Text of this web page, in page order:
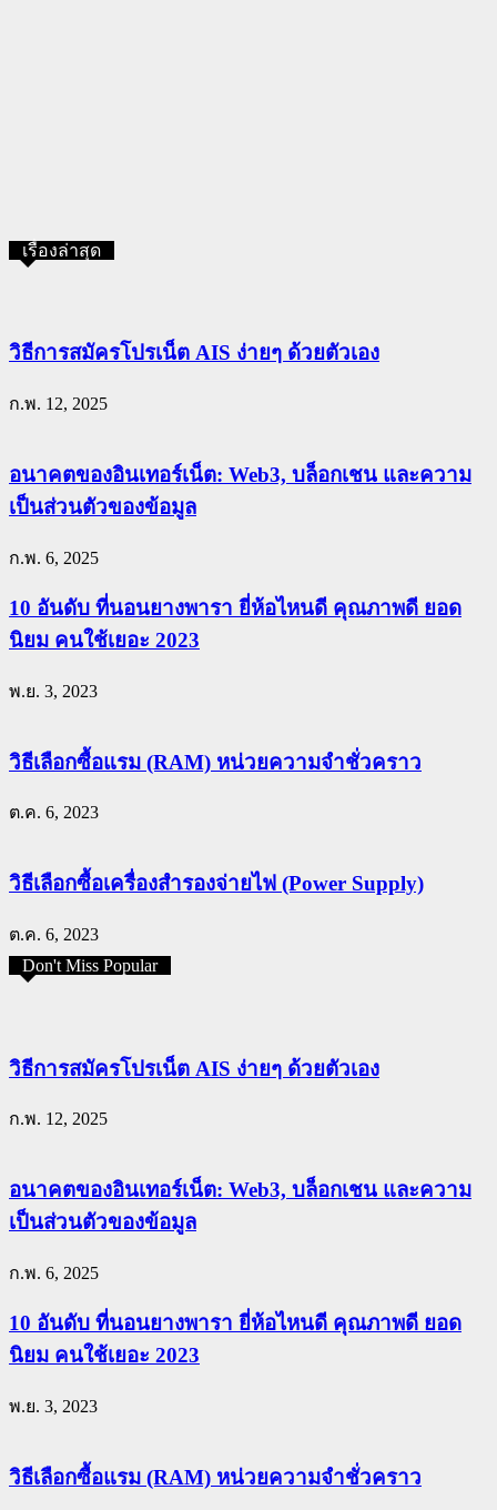
เรื่องล่าสุด
วิธีการสมัครโปรเน็ต AIS ง่ายๆ ด้วยตัวเอง
ก.พ. 12, 2025
อนาคตของอินเทอร์เน็ต: Web3, บล็อกเชน และความ
เป็นส่วนตัวของข้อมูล
ก.พ. 6, 2025
10 อันดับ ที่นอนยางพารา ยี่ห้อไหนดี คุณภาพดี ยอด
นิยม คนใช้เยอะ 2023
พ.ย. 3, 2023
วิธีเลือกซื้อแรม (RAM) หน่วยความจำชั่วคราว
ต.ค. 6, 2023
วิธีเลือกซื้อเครื่องสำรองจ่ายไฟ (Power Supply)
ต.ค. 6, 2023
Don't Miss Popular
วิธีการสมัครโปรเน็ต AIS ง่ายๆ ด้วยตัวเอง
ก.พ. 12, 2025
อนาคตของอินเทอร์เน็ต: Web3, บล็อกเชน และความ
เป็นส่วนตัวของข้อมูล
ก.พ. 6, 2025
10 อันดับ ที่นอนยางพารา ยี่ห้อไหนดี คุณภาพดี ยอด
นิยม คนใช้เยอะ 2023
พ.ย. 3, 2023
วิธีเลือกซื้อแรม (RAM) หน่วยความจำชั่วคราว